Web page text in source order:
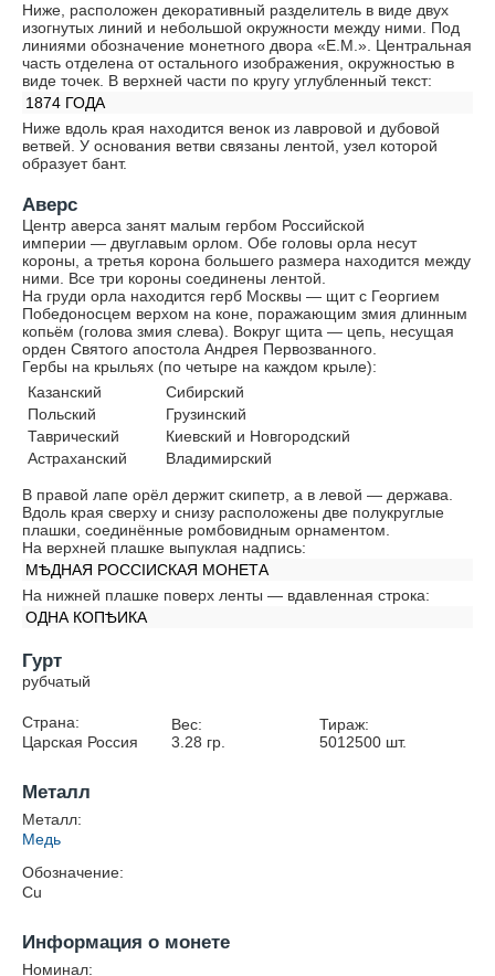
Ниже, расположен декоративный разделитель в виде двух
изогнутых линий и небольшой окружности между ними. Под
линиями обозначение монетного двора «Е.М.». Центральная
часть отделена от остального изображения, окружностью в
виде точек. В верхней части по кругу углубленный текст:
1874 ГОДА
Ниже вдоль края находится венок из лавровой и дубовой
ветвей. У основания ветви связаны лентой, узел которой
образует бант.
Аверс
Центр аверса занят малым гербом Российской
империи — двуглавым орлом. Обе головы орла несут
короны, а третья корона большего размера находится между
ними. Все три короны соединены лентой.
На груди орла находится герб Москвы — щит с Георгием
Победоносцем верхом на коне, поражающим змия длинным
копьём (голова змия слева). Вокруг щита — цепь, несущая
орден Святого апостола Андрея Первозванного.
Гербы на крыльях (по четыре на каждом крыле):
Казанский
Польский
Таврический
Астраханский
Сибирский
Грузинский
Киевский и Новгородский
Владимирский
В правой лапе орёл держит скипетр, а в левой — держава.
Вдоль края сверху и снизу расположены две полукруглые
плашки, соединённые ромбовидным орнаментом.
На верхней плашке выпуклая надпись:
МѢДНАЯ РОССIИСКАЯ МОНЕТА
На нижней плашке поверх ленты — вдавленная строка:
ОДНА КОПѢИКА
Гурт
рубчатый
Страна:
Царская Россия
Вес:
3.28 гр.
Тираж:
5012500 шт.
Металл
Металл:
Медь
Обозначение:
Cu
Информация о монете
Номинал: